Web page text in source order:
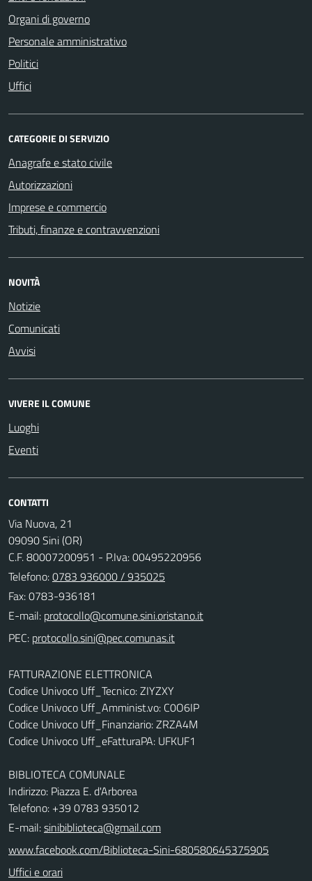
Organi di governo
Personale amministrativo
Politici
Uffici
CATEGORIE DI SERVIZIO
Anagrafe e stato civile
Autorizzazioni
Imprese e commercio
Tributi, finanze e contravvenzioni
NOVITÀ
Notizie
Comunicati
Avvisi
VIVERE IL COMUNE
Luoghi
Eventi
CONTATTI
Via Nuova, 21
09090 Sini (OR)
C.F. 80007200951 - P.Iva: 00495220956
Telefono:0783 936000 / 935025
Fax: 0783-936181
E-mail:
PEC:
FATTURAZIONE ELETTRONICA
Codice Univoco Uff_Tecnico: ZIYZXY
Codice Univoco Uff_Amminist.vo: C0O6IP
Codice Univoco Uff_Finanziario: ZRZA4M
Codice Univoco Uff_eFatturaPA: UFKUF1
BIBLIOTECA COMUNALE
Indirizzo: Piazza E. d'Arborea
Telefono: +39 0783 935012
E-mail:sinibiblioteca@gmail.com
www.facebook.com/Biblioteca-Sini-680580645375905
Uffici e orari